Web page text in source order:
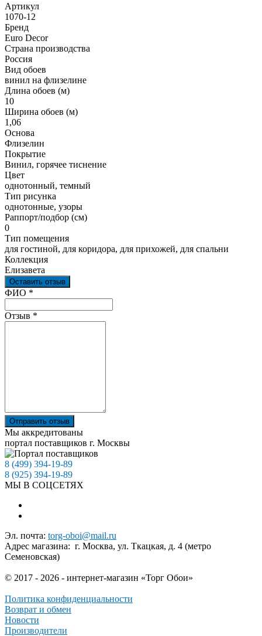
Артикул
1070-12
Бренд
Euro Decor
Страна производства
Россия
Вид обоев
винил на флизелине
Длина обоев (м)
10
Ширина обоев (м)
1,06
Основа
Флизелин
Покрытие
Винил, горячее тиснение
Цвет
однотонный, темный
Тип рисунка
однотонные, узоры
Раппорт/подбор (см)
0
Тип помещения
для гостиной, для коридора, для прихожей, для спальни
Коллекция
Елизавета
Оставить отзыв
Ваш отзыв был отправлен!
ФИО *
Отзыв *
Отправить отзыв
Мы аккредитованы
портал поставщиков г. Москвы
8 (499) 394-19-89
8 (925) 394-19-89
МЫ В СОЦСЕТЯХ
Эл. почта: torg-oboi@mail.ru
Адрес магазина: г. Москва, ул. Ткацкая, д. 4 (метро
Семеновская)
© 2017 - 2026 - интернет-магазин «Торг Обои»
Политика конфиденциальности
Возврат и обмен
Новости
Производители